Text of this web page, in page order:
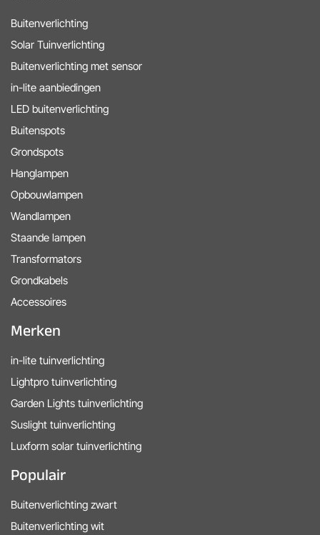
Buitenverlichting
Solar Tuinverlichting
Buitenverlichting met sensor
in-lite aanbiedingen
LED buitenverlichting
Buitenspots
Grondspots
Hanglampen
Opbouwlampen
Wandlampen
Staande lampen
Transformators
Grondkabels
Accessoires
Merken
in-lite tuinverlichting
Lightpro tuinverlichting
Garden Lights tuinverlichting
Suslight tuinverlichting
Luxform solar tuinverlichting
Populair
Buitenverlichting zwart
Buitenverlichting wit